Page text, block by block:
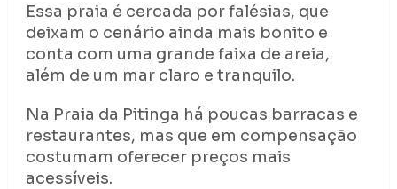
Essa praia é cercada por falésias, que
deixam o cenário ainda mais bonito e
conta com uma grande faixa de areia,
além de um mar claro e tranquilo.
Na Praia da Pitinga há poucas barracas e
restaurantes, mas que em compensação
costumam oferecer preços mais
acessíveis.